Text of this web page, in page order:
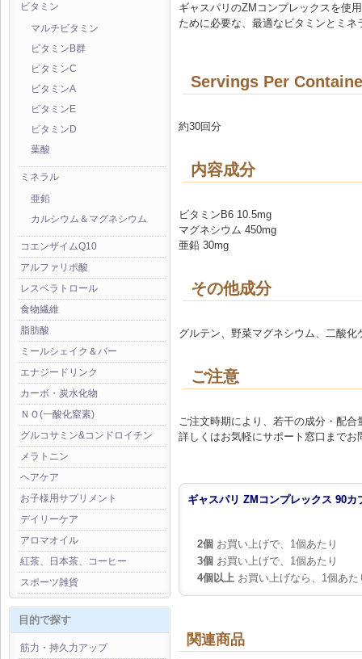
ビタミン
マルチビタミン
ビタミンB群
ビタミンC
ビタミンA
ビタミンE
ビタミンD
葉酸
ミネラル
亜鉛
カルシウム＆マグネシウム
コエンザイムQ10
アルファリポ酸
レスベラトロール
食物繊維
脂肪酸
ミールシェイク＆バー
エナジードリンク
カーボ・炭水化物
ＮＯ(一酸化窒素)
グルコサミン&コンドロイチン
メラトニン
ヘアケア
お子様用サプリメント
デイリーケア
アロマオイル
紅茶、日本茶、コーヒー
スポーツ雑貨
目的で探す
筋力・持久力アップ
ギャスパリのZMコンプレックスを使
ために必要な、最適なビタミンとミ
Servings Per
約30回分
内容成分
ビタミンB6 10.5mg
マグネシウム 450mg
亜鉛 30mg
その他成分
グルテン、野菜マグネシウム、二酸化
ご注意
ご注文時期により、若干の成分・配合
詳しくはお気軽にサポート窓口までお
ギャスパリ ZMコンプレックス 90カ
2個 お買い上げで、1個あたり
3個 お買い上げで、1個あたり
4個以上 お買い上げなら、1個あた
関連商品